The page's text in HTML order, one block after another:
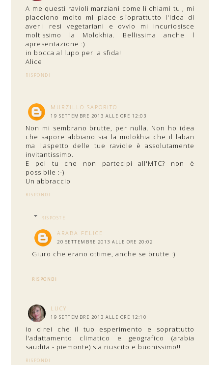
A me questi ravioli marziani come li chiami tu , mi
piacciono molto mi piace siìoprattutto l'idea di
averli resi vegetariani e ovvio mi incuriosisce
moltissimo la Molokhia. Bellissima anche l
apresentazione :)
in bocca al lupo per la sfida!
Alice
RISPONDI
MURZILLO SAPORITO
19 SETTEMBRE 2013 ALLE ORE 12:03
Non mi sembrano brutte, per nulla. Non ho idea
che sapore abbiano sia la molokhia che il laban
ma l'aspetto delle tue raviole è assolutamente
invitantissimo.
E poi tu che non partecipi all'MTC? non è
possibile :-)
Un abbraccio
RISPONDI
RISPOSTE
ARABA FELICE
20 SETTEMBRE 2013 ALLE ORE 20:02
Giuro che erano ottime, anche se brutte :)
RISPONDI
LUCY
19 SETTEMBRE 2013 ALLE ORE 12:10
io direi che il tuo esperimento e soprattutto
l'adattamento climatico e geografico (arabia
saudita - piemonte) sia riuscito e buonissimo!!
RISPONDI